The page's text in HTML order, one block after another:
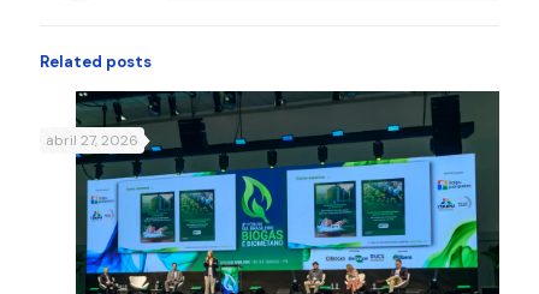
Related posts
abril 27, 2026